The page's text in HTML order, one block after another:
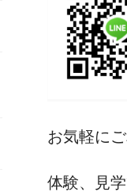
お気軽に
体験、見